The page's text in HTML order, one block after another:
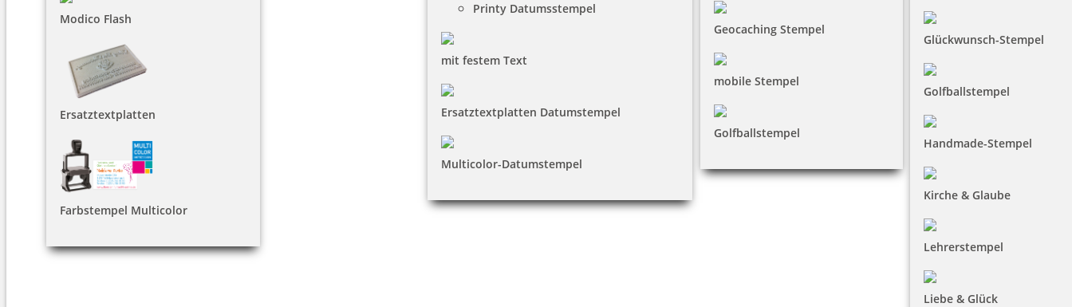
Modico Flash
Ersatztextplatten
Farbstempel Multicolor
Printy Datumsstempel
mit festem Text
Ersatztextplatten Datumstempel
Multicolor-Datumstempel
Geocaching Stempel
mobile Stempel
Golfballstempel
Glückwunsch-Stempel
Golfballstempel
Handmade-Stempel
Kirche & Glaube
Lehrerstempel
Liebe & Glück